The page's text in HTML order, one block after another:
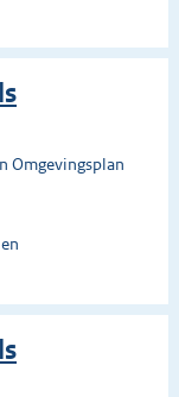
Omgevingsplan